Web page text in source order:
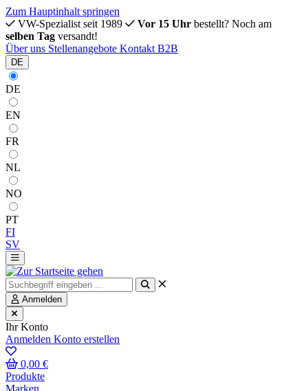
Zum Hauptinhalt springen
VW-Spezialist seit 1989
Vor 15 Uhr bestellt? Noch am
selben Tag versandt!
Über uns Stellenangebote Kontakt B2B
DE
DE
EN
FR
NL
NO
PT
FI
SV
Anmelden
Ihr Konto
Anmelden Konto erstellen
0,00 €
Produkte
Marken